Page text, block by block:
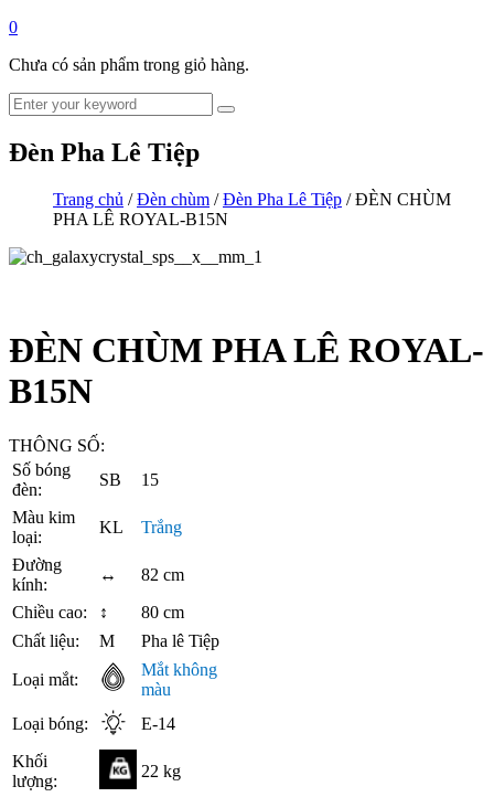
0
Chưa có sản phẩm trong giỏ hàng.
Đèn Pha Lê Tiệp
Trang chủ /Đèn chùm /Đèn Pha Lê Tiệp / ĐÈN CHÙM
PHA LÊ ROYAL-B15N
ĐÈN CHÙM PHA LÊ ROYAL-
B15N
THÔNG SỐ:
Số bóng
đèn:
SB
15
Màu kim
loại:
KL
Trắng
Đường
kính:
↔
82 cm
Chiều cao:
↕
80 cm
Chất liệu:
M Pha lê Tiệp
Loại mắt:
Mắt không
màu
Loại bóng:
E-14
Khối
lượng:
22 kg